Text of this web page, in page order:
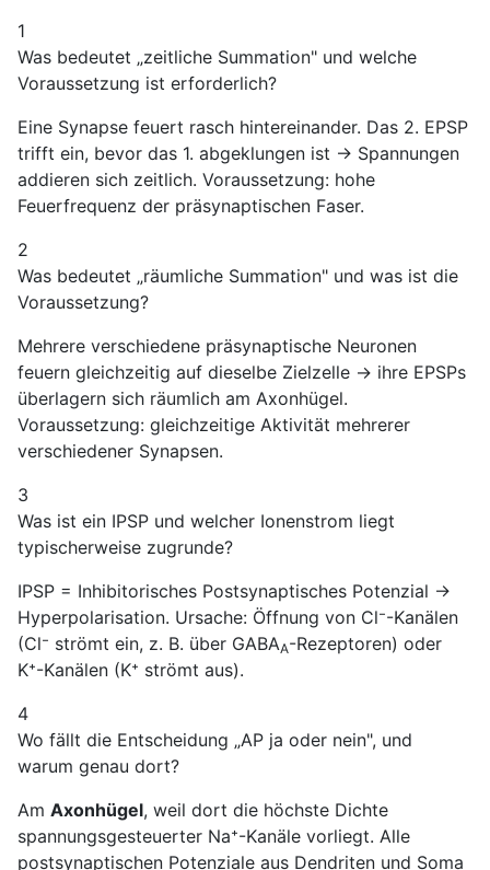
1
Was bedeutet „zeitliche Summation" und welche
Voraussetzung ist erforderlich?
Eine Synapse feuert rasch hintereinander. Das 2. EPSP
trifft ein, bevor das 1. abgeklungen ist → Spannungen
addieren sich zeitlich. Voraussetzung: hohe
Feuerfrequenz der präsynaptischen Faser.
2
Was bedeutet „räumliche Summation" und was ist die
Voraussetzung?
Mehrere verschiedene präsynaptische Neuronen
feuern gleichzeitig auf dieselbe Zielzelle → ihre EPSPs
überlagern sich räumlich am Axonhügel.
Voraussetzung: gleichzeitige Aktivität mehrerer
verschiedener Synapsen.
3
Was ist ein IPSP und welcher Ionenstrom liegt
typischerweise zugrunde?
IPSP = Inhibitorisches Postsynaptisches Potenzial →
Hyperpolarisation. Ursache: Öffnung von Cl⁻-Kanälen
(Cl⁻ strömt ein, z. B. über GABAA-Rezeptoren) oder
K⁺-Kanälen (K⁺ strömt aus).
4
Wo fällt die Entscheidung „AP ja oder nein", und
warum genau dort?
Am Axonhügel, weil dort die höchste Dichte
spannungsgesteuerter Na⁺-Kanäle vorliegt. Alle
postsynaptischen Potenziale aus Dendriten und Soma